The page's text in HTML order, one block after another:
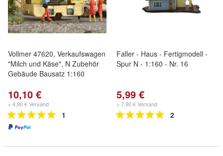
Vollmer 47620, Verkaufswagen
"Milch und Käse", N Zubehör
Gebäude Bausatz 1:160
10,10 €
+ 4,90 € Versand
1
Faller - Haus - Fertigmodell -
Spur N - 1:160 - Nr. 16
5,99 €
+ 7,90 € Versand
2